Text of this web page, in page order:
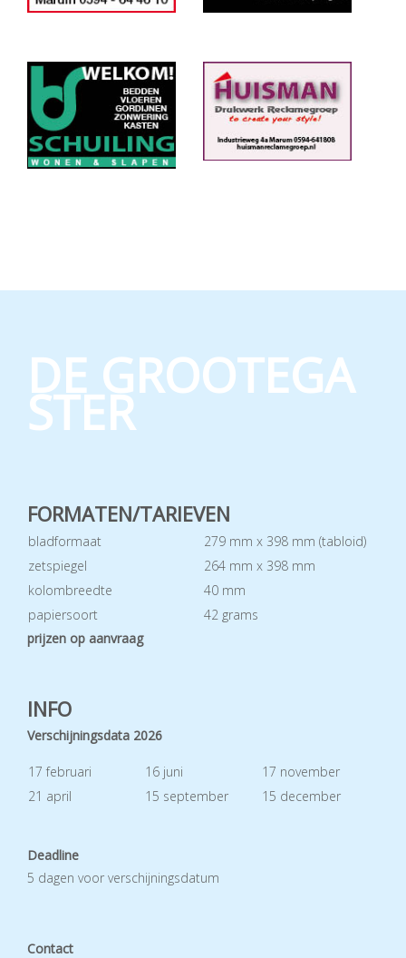
DE GROOTEGA
STER
FORMATEN/TARIEVEN
bladformaat
279 mm x 398 mm (tabloid)
zetspiegel
264 mm x 398 mm
kolombreedte
40 mm
papiersoort
42 grams
prijzen op aanvraag
INFO
Verschijningsdata 2026
17 februari 16 juni
17 november
21 april
15 september 15 december
Deadline
5 dagen voor verschijningsdatum
Contact